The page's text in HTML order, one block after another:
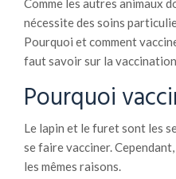
Comme les autres animaux
nécessite des soins
Pourquoi et comment
faut savoir sur la
Pourquoi
Le lapin et le furet sont les
se faire vacciner.
les mêmes raisons.